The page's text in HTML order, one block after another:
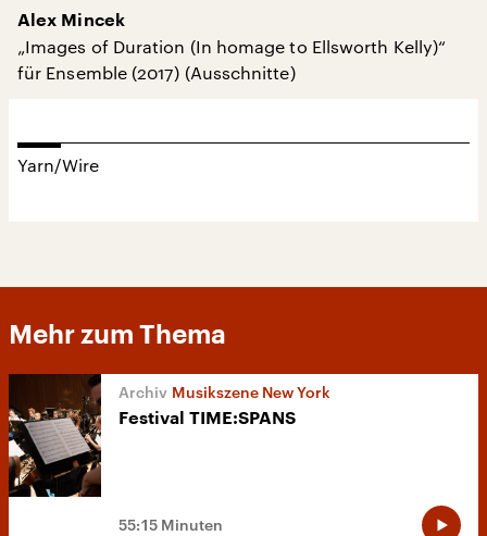
Alex Mincek
„Images of Duration (In homage to Ellsworth Kelly)“
für Ensemble (2017) (Ausschnitte)
Yarn/Wire
Mehr zum Thema
Musikszene New York
Festival TIME:SPANS
55:15 Minuten